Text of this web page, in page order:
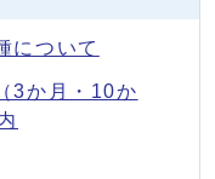
について
3か月・10か